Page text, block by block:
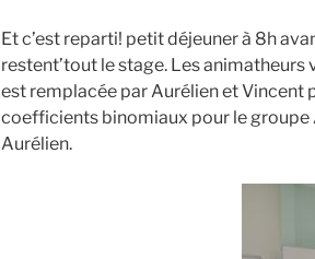
Et c’est reparti! petit déjeuner à 8h
restent’tout le stage. Les
est remplacée par Aurélien et Vincent
coefficients binomiaux pour le groupe
Aurélien.